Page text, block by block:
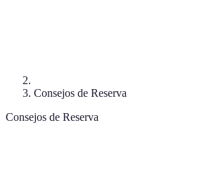
Consejos de Reserva
Consejos de Reserva